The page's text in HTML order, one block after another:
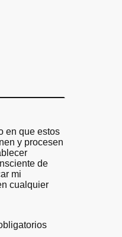
en que estos
y procesen
de
mi
cualquier